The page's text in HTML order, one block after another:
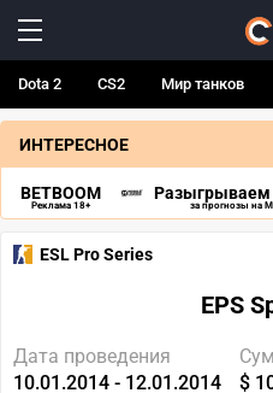
Dota 2 CS2 Мир танков
ИНТЕРЕСНОЕ
BETBOOM
Реклама 18+
Разыгрываем
за прогнозы на
ESL Pro Series
EPS
Дата проведения
10.01.2014 - 12.01.2014
$